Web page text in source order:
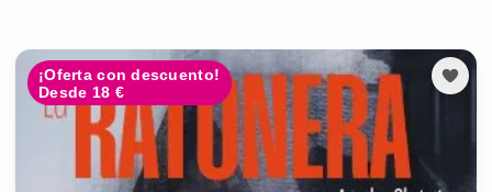
¡Oferta con descuento!
Desde 18 €